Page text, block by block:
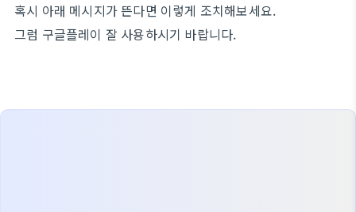
혹시 아래 메시지가 뜬다면 이렇게 조치해보세요.
그럼 구글플레이 잘 사용하시기 바랍니다.